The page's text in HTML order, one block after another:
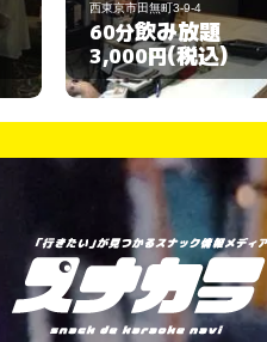
東大和市上北台3-369-9
60分飲み放題
3,000円(税込)